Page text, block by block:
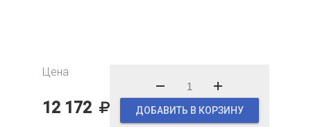
Цена
12 172 ДОБАВИТЬ В КОРЗИНУ